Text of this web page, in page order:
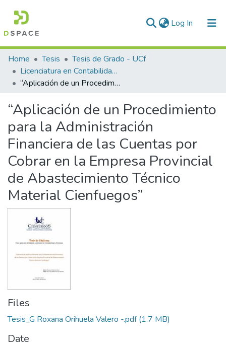
Log In (current)
Communities & Collections
All of DSpace
Home Tesis
Tesis de Grado - UCf
Licenciatura en Contabilidad y Finanzas
“Aplicación de un Procedimiento para la Administración Financiera de las Cuentas por Cobrar en la Empresa Provincial de Abastecimiento Técnico Material Cienfuegos”
“Aplicación de un Procedimiento
para la Administración
Financiera de las Cuentas por
Cobrar en la Empresa Provincial
de Abastecimiento Técnico
Material Cienfuegos”
Files
Tesis_G Roxana Orihuela Valero -.pdf(1.7 MB)
Date